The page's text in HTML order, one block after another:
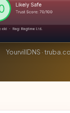
YourvillDNS ·